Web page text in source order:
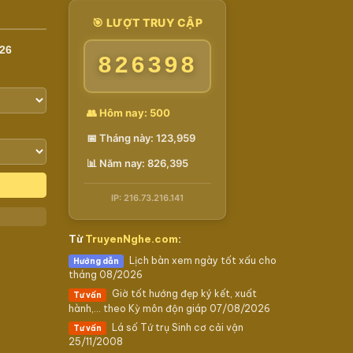
🎯 LƯỢT TRUY CẬP
826398
👥 Hôm nay: 500
📅 Tháng này: 123,959
📊 Năm nay: 826,395
IP: 216.73.216.141
TừTruyenNghe.com:
Hướng dẫn
Lịch bàn xem ngày tốt xấu cho
tháng 08/2026
Tư vấn
Giờ tốt hướng đẹp ký kết, xuất
hành,… theo Kỳ môn độn giáp 07/08/2026
Tư vấn
Lá số Tứ trụ Sinh cơ cải vận
25/11/2008